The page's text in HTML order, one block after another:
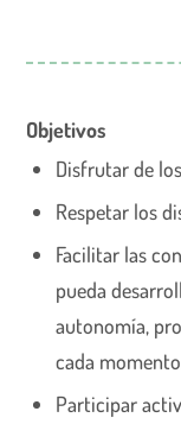
Objetivos
Disfrutar de
Respetar los
Facilitar las
pueda
autonomía,
cada
Participar